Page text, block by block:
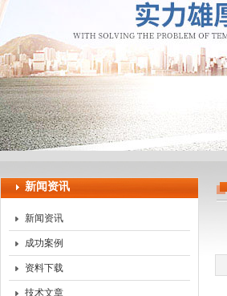
上海申思特自动化设备有
新闻资讯
新闻资讯
成功案例
资料下载
技术文章